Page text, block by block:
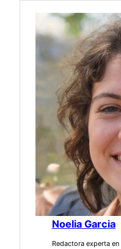
Noelia Garcia
Redactora experta